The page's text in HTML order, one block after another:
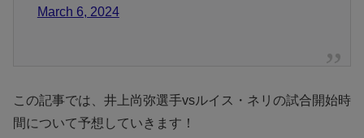
March 6, 2024
この記事では、井上尚弥選手vsルイス・ネリの試合開始時
間について予想していきます！